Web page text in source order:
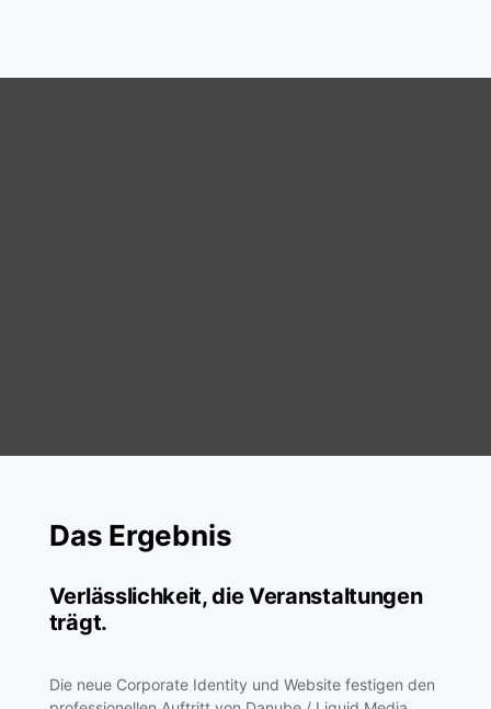
Das Ergebnis
Verlässlichkeit, die Veranstaltungen
trägt.
Die neue Corporate Identity und Website festigen den